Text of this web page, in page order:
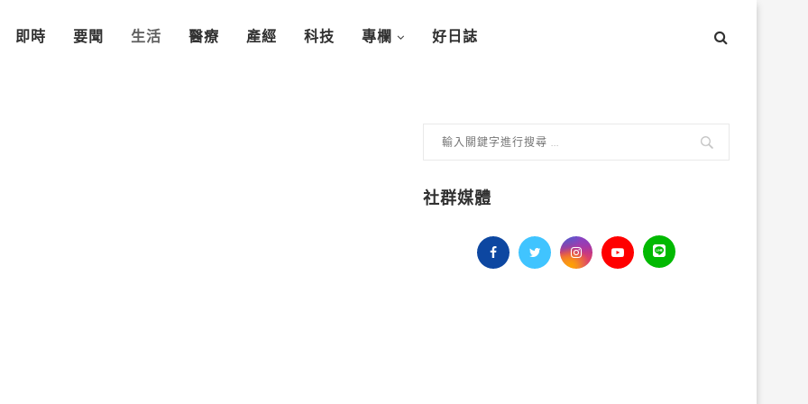
即時 要聞 生活 醫療 產經 科技 專欄 好日誌
社群媒體